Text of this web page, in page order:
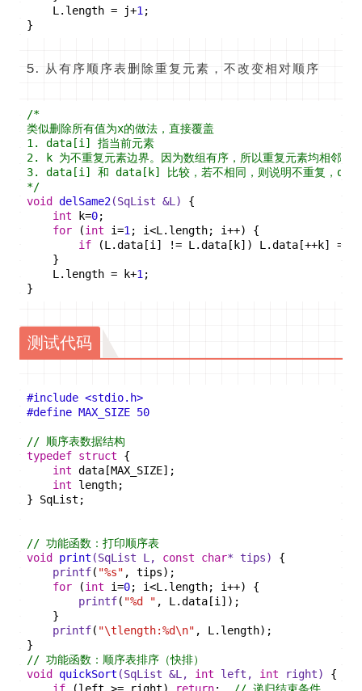
L.length = j+1 ;
}
从有序顺序表删除重复元素，不改变相对顺序
/*
类似删除所有值为x的做法，直接覆盖
1. data[i] 指当前元素
2. k 为不重复元素边界。因为数组有序，所以重复元素均相邻。
3. data[i] 和 data[k] 比较，若不相同，则说明不重复，
*/
void
delSame2(SqList &L)
{
int k=0;
for (int i=1 ; i<L.length; i++) {
if (L.data[i] != L.data[k]) L.data[++k] =
}
L.length = k+1 ;
}
测试代码
#include <stdio.h>
#define MAX_SIZE 50
// 顺序表数据结构
typedef struct {
int data[MAX_SIZE];
int length;
} SqList;
// 功能函数：打印顺序表
void
print (SqList L, const char* tips)
{
printf( "%s" , tips);
for (int i=0; i<L.length; i++) {
printf( "%d " , L.data[i]);
}
printf( "\tlength:%d\n" , L.length);
}
// 功能函数：顺序表排序（快排）
void
quickSort (SqList &L, int left, int right)
{